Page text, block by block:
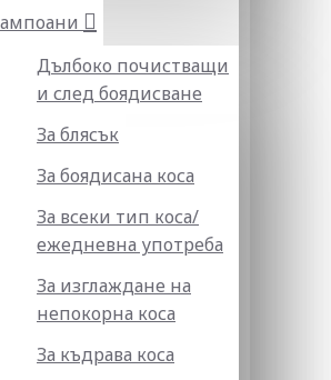
Дълбоко почистващи
и след боядисване
За блясък
За боядисана коса
За всеки тип коса/
ежедневна употреба
За изглаждане на
непокорна коса
За къдрава коса